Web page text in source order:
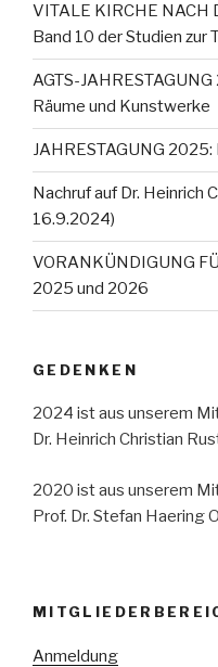
VITALE KIRCHE NACH
Band 10 der Studien zur
AGTS-
Räume und Kunstwerke
JAHRESTAGUNG
Nachruf auf Dr. Heinrich
16.9.2024)
VORANKÜNDIGUNG
2025 und 2026
GEDENKEN
2024 ist aus unserem
Dr. Heinrich Christian
2020 ist aus unserem
Prof. Dr. Stefan Haering
Anmeldung